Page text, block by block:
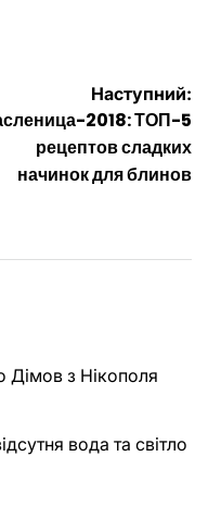
Наступний:
2018: ТОП-5
рецептов сладких
начинок для блинов
Дімов з Нікополя
вода та світло